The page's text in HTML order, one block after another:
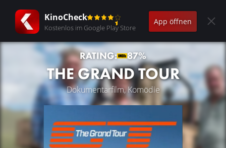
KinoCheck
Kostenlos im Google Play Store
App öffnen
RATING: 87%
THE GRAND TOUR
Dokumentarfilm, Komödie